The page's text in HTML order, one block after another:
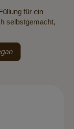
für ein
selbstgemacht,